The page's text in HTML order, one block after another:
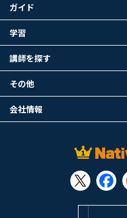
ガイド
学習
講師を探す
その他
会社情報